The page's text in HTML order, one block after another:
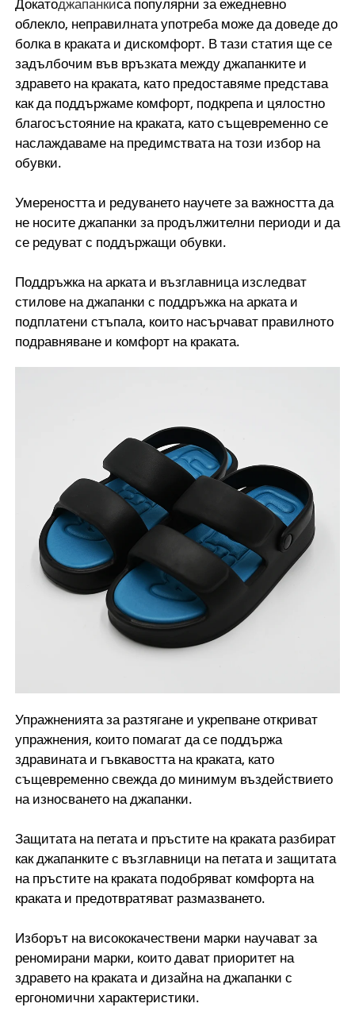
Докатоджапанкиса популярни за ежедневно
облекло, неправилната употреба може да доведе до
болка в краката и дискомфорт. В тази статия ще се
задълбочим във връзката между джапанките и
здравето на краката, като предоставяме представа
как да поддържаме комфорт, подкрепа и цялостно
благосъстояние на краката, като същевременно се
наслаждаваме на предимствата на този избор на
обувки.
Умереността и редуването научете за важността да
не носите джапанки за продължителни периоди и да
се редуват с поддържащи обувки.
Поддръжка на арката и възглавница изследват
стилове на джапанки с поддръжка на арката и
подплатени стъпала, които насърчават правилното
подравняване и комфорт на краката.
Упражненията за разтягане и укрепване откриват
упражнения, които помагат да се поддържа
здравината и гъвкавостта на краката, като
същевременно свежда до минимум въздействието
на износването на джапанки.
Защитата на петата и пръстите на краката разбират
как джапанките с възглавници на петата и защитата
на пръстите на краката подобряват комфорта на
краката и предотвратяват размазването.
Изборът на висококачествени марки научават за
реномирани марки, които дават приоритет на
здравето на краката и дизайна на джапанки с
ергономични характеристики.